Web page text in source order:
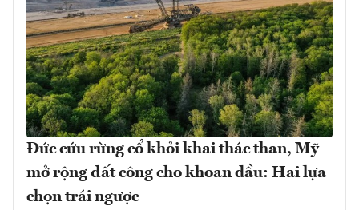
Đức cứu rừng cổ khỏi khai thác than, Mỹ
mở rộng đất công cho khoan dầu: Hai lựa
chọn trái ngược